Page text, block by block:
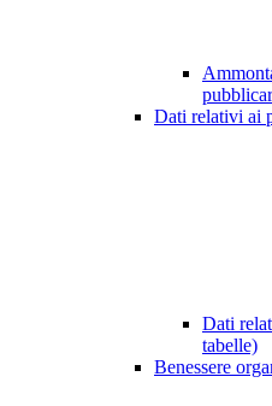
Dati relativi ai
Dati
tabelle)
Benessere